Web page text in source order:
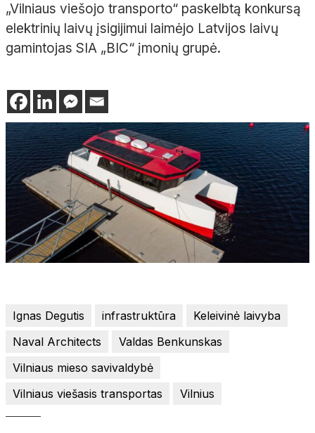
„Vilniaus viešojo transporto“ paskelbtą konkursą
elektrinių laivų įsigijimui laimėjo Latvijos laivų
gamintojas SIA „BIC“ įmonių grupė.
Ignas Degutis infrastruktūra
Keleivinė laivyba
Naval Architects
Valdas Benkunskas
Vilniaus mieso savivaldybė
Vilniaus viešasis transportas
Vilnius